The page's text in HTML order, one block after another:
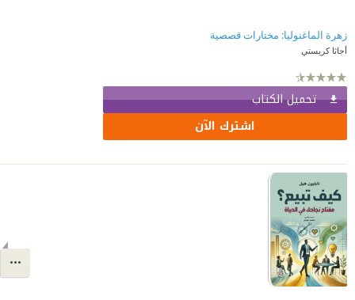
زهرة الماغنوليا: مختارات قصصية
أجاثا كريستي
تحميل الكتاب
اشترك الآن